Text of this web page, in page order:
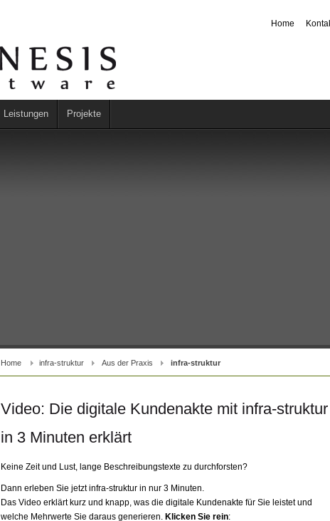
Home
Leistungen Projekte
Home infra-struktur Aus der Praxis infra-struktur
Video: Die digitale Kundenakte mit infra-
in 3 Minuten erklärt
Keine Zeit und Lust, lange Beschreibungstexte zu durchforsten?
Dann erleben Sie jetzt infra-struktur in nur 3 Minuten.
Das Video erklärt kurz und knapp, was die digitale Kundenakte für Sie leistet und
welche Mehrwerte Sie daraus generieren. Klicken Sie rein: